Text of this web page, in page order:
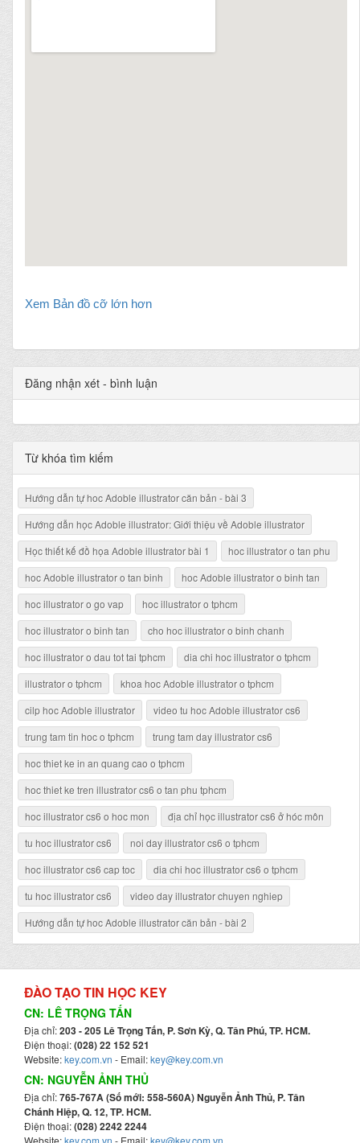
Xem Bản đồ cỡ lớn hơn
Đăng nhận xét - bình luận
Từ khóa tìm kiếm
Hướng dẫn tự hoc Adoble illustrator căn bản - bài 3
Hướng dẫn học Adoble illustrator: Giới thiệu về Adoble illustrator
Học thiết kế đồ họa Adoble illustrator bài 1
hoc illustrator o tan phu
hoc Adoble illustrator o tan binh
hoc Adoble illustrator o binh tan
hoc illustrator o go vap
hoc illustrator o tphcm
hoc illustrator o binh tan
cho hoc illustrator o binh chanh
hoc illustrator o dau tot tai tphcm
dia chi hoc illustrator o tphcm
illustrator o tphcm
khoa hoc Adoble illustrator o tphcm
cilp hoc Adoble illustrator
video tu hoc Adoble illustrator cs6
trung tam tin hoc o tphcm
trung tam day illustrator cs6
hoc thiet ke in an quang cao o tphcm
hoc thiet ke tren illustrator cs6 o tan phu tphcm
hoc illustrator cs6 o hoc mon
địa chỉ học illustrator cs6 ở hóc môn
tu hoc illustrator cs6
noi day illustrator cs6 o tphcm
hoc illustrator cs6 cap toc
dia chi hoc illustrator cs6 o tphcm
tu hoc illustrator cs6
video day illustrator chuyen nghiep
Hướng dẫn tự hoc Adoble illustrator căn bản - bài 2
ĐÀO TẠO TIN HỌC KEY
CN: LÊ TRỌNG TẤN
Địa chỉ:203 - 205 Lê Trọng Tấn, P. Sơn Kỳ, Q. Tân Phú, TP. HCM.
Điện thoại:(028) 22 152 521
Website:key.com.vn - Email:key@key.com.vn
CN: NGUYỄN ẢNH THỦ
Địa chỉ:765-767A (Số mới: 558-560A) Nguyễn Ảnh Thủ, P. Tân
Chánh Hiệp, Q. 12, TP. HCM.
Điện thoại:(028) 2242 2244
Website:key.com.vn - Email:key@key.com.vn